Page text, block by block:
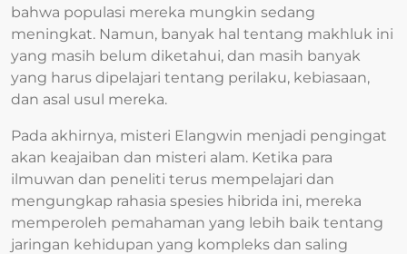
bahwa populasi mereka mungkin sedang
meningkat. Namun, banyak hal tentang makhluk ini
yang masih belum diketahui, dan masih banyak
yang harus dipelajari tentang perilaku, kebiasaan,
dan asal usul mereka.
Pada akhirnya, misteri Elangwin menjadi pengingat
akan keajaiban dan misteri alam. Ketika para
ilmuwan dan peneliti terus mempelajari dan
mengungkap rahasia spesies hibrida ini, mereka
memperoleh pemahaman yang lebih baik tentang
jaringan kehidupan yang kompleks dan saling